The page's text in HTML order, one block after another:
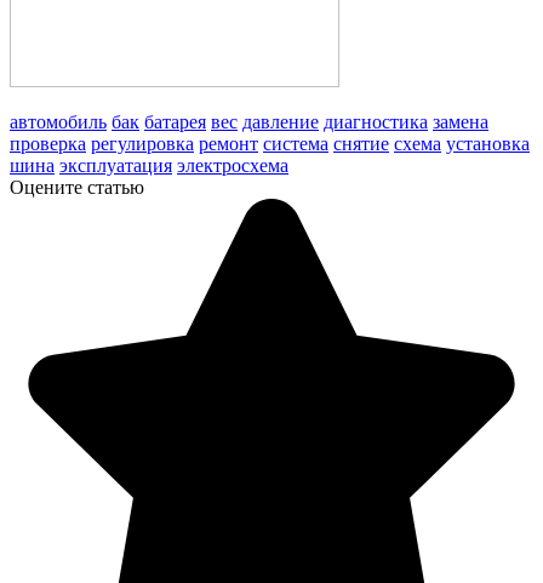
автомобиль бак батарея вес давление диагностика замена
проверка регулировка ремонт система снятие схема установка
шина эксплуатация электросхема
Оцените статью